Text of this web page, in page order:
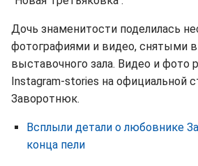
Дочь знаменитости поделилась
фотографиями и видео, снятыми в
выставочного зала. Видео и фото
Instagram-stories на официальной
Заворотнюк.
Всплыли детали о любовнике
конца пели